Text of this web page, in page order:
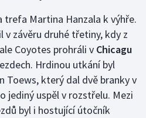
trefa Martina Hanzala k výhře.
v závěru druhé třetiny, kdy z
Coyotes prohráli v Chicagu
Hrdinou utkání byl
Toews, který dal dvě branky v
jediný uspěl v rozstřelu. Mezi
byl i hostující útočník